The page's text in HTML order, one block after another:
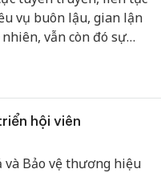
vụ buôn lậu, gian lận
vẫn còn đó sự
hội viên
và Bảo vệ thương hiệu